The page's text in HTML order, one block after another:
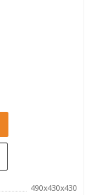
490x430x430